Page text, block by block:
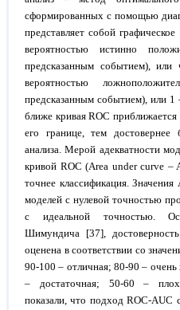
сформированных с помощью
представляет собой
вероятностью истинно
предсказанным событием), или
вероятностью
предсказанным событием), или
ближе кривая ROC
его границе, тем достовернее
анализа. Мерой адекватности
кривой ROC (Area under curve
точнее классификация.
моделей с нулевой точностью
с идеальной точностью.
Шимундича [37],
оценена в соответствии со
90-100 – отличная; 80-90 –
– достаточная; 50-60 –
показали, что подход ROC-AUC